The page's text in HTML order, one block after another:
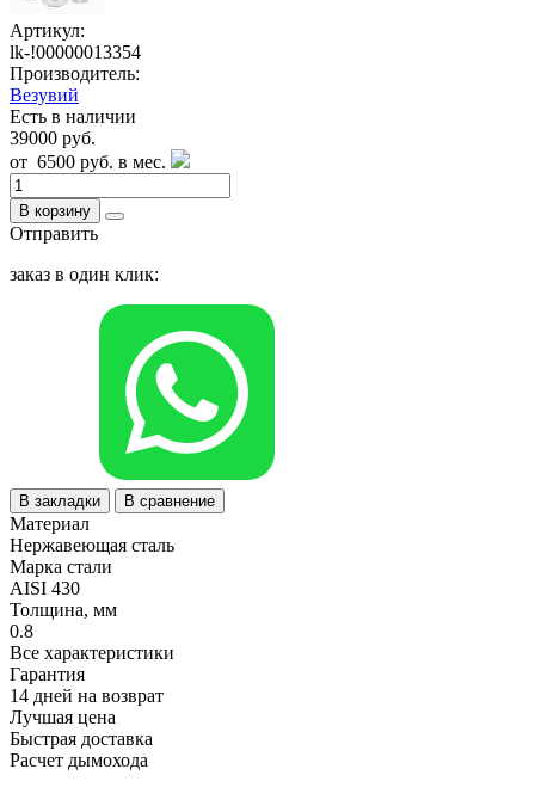
Артикул:
lk-!00000013354
Производитель:
Везувий
Есть в наличии
39000 руб.
от 6500 руб. в мес.
В корзину
Отправить
заказ в один клик:
В закладки В сравнение
Материал
Нержавеющая сталь
Марка стали
AISI 430
Толщина, мм
0.8
Все характеристики
Гарантия
14 дней на возврат
Лучшая цена
Быстрая доставка
Расчет дымохода